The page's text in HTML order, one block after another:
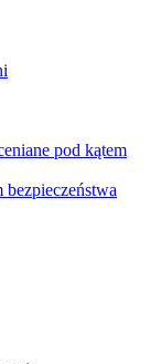
pod kątem
bezpieczeństwa